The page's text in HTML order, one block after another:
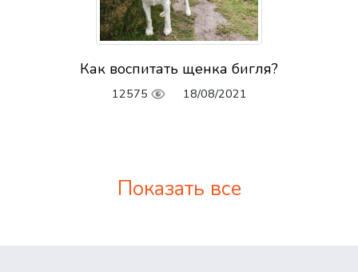
Как воспитать щенка бигля?
12575 18/08/2021
Показать все